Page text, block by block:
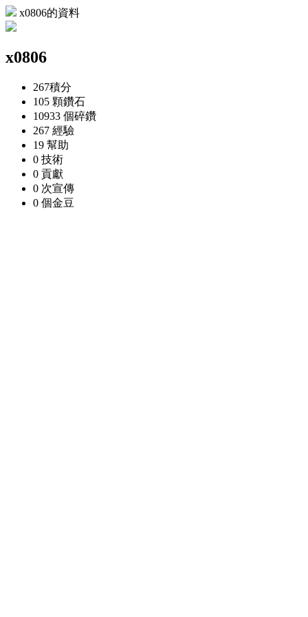
x0806的資料
x0806
267積分
105 顆鑽石
10933 個碎鑽
267 經驗
19 幫助
0 技術
0 貢獻
0 次宣傳
0 個金豆